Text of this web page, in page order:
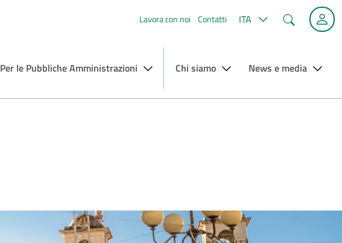
Lavora con noi Contatti ITA Cerca
Per le Pubbliche Amministrazioni Chi siamo News e media